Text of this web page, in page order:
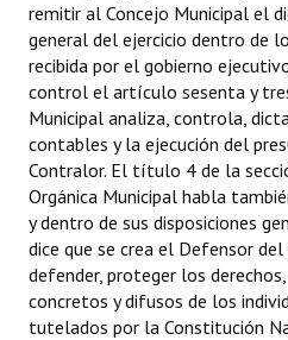
Ciudadano Ilustre - Registro
Banca del Vecino - Registro
Huéspedes de Honor - Registro
Antiguos Pobladores - Registro
Reconocimientos - Registro
Bariloche, Municipio intercultural
Entrega de distinciones
remitir al Concejo Municipal el
general del ejercicio dentro de
recibida por el gobierno
control el artículo sesenta y
Municipal analiza, controla,
contables y la ejecución del
Contralor. El título 4 de la
Orgánica Municipal habla
y dentro de sus disposiciones
dice que se crea el Defensor
defender, proteger los
concretos y difusos de los
tutelados por la Constitución